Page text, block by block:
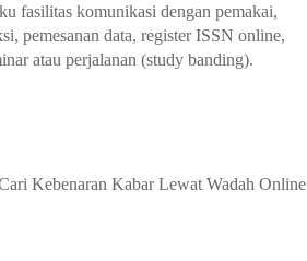
fasilitas komunikasi dengan pemakai,
pemesanan data, register ISSN online,
atau perjalanan (study banding).
Kebenaran Kabar Lewat Wadah Online